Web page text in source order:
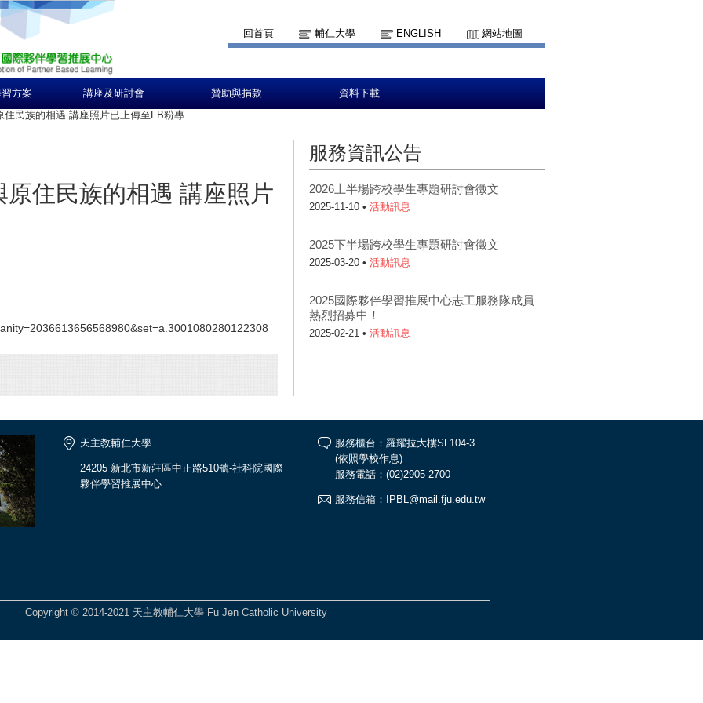
回首頁 輔仁大學 ENGLISH 網站地圖
方案 講座及研討會 贊助與捐款 資料下載
住民族的相遇 講座照片已上傳至FB粉專
住民族的相遇 講座照片
服務資訊公告
2026上半場跨校學生專題研討會徵文
2025-11-10 • 活動訊息
2025下半場跨校學生專題研討會徵文
2025-03-20 • 活動訊息
2025國際夥伴學習推展中心志工服務隊成員
熱烈招募中！
2025-02-21 • 活動訊息
天主教輔仁大學
24205 新北市新莊區中正路510號-社科院國際
夥伴學習推展中心
服務櫃台：羅耀拉大樓SL104-3
(依照學校作息)
服務電話：(02)2905-2700
服務信箱：IPBL@mail.fju.edu.tw
Copyright © 2014-2021 天主教輔仁大學 Fu Jen Catholic University